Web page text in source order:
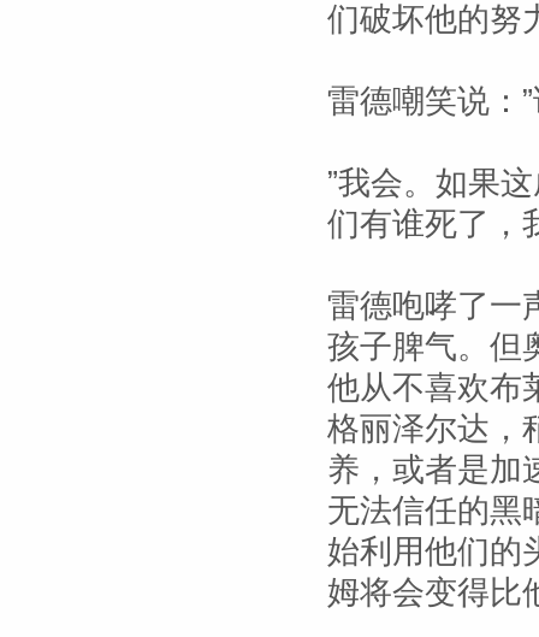
们破坏他的努
雷德嘲笑说：
”我会。如果
们有谁死了，
雷德咆哮了一
孩子脾气。但
他从不喜欢布
格丽泽尔达，
养，或者是加
无法信任的黑
始利用他们的
姆将会变得比